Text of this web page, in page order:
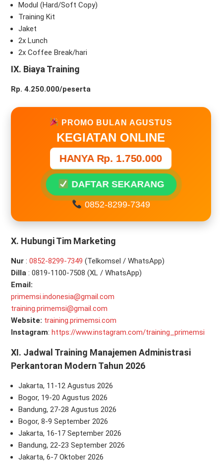
Modul (Hard/Soft Copy)
Training Kit
Jaket
2x Lunch
2x Coffee Break/hari
IX. Biaya Training
Rp. 4.250.000/peserta
PROMO BULAN AGUSTUS
KEGIATAN ONLINE
HANYA Rp. 1.750.000
DAFTAR SEKARANG
0852-8299-7349
X. Hubungi Tim Marketing
Nur: 0852-8299-7349 (Telkomsel / WhatsApp)
Dilla: 0819-1100-7508 (XL / WhatsApp)
Email:
primemsi.indonesia@gmail.com
training.primemsi@gmail.com
Website: training.primemsi.com
Instagram: https://www.instagram.com/training_primemsi
XI. Jadwal Training Manajemen Administrasi
Perkantoran Modern Tahun 2026
Jakarta, 11-12 Agustus 2026
Bogor, 19-20 Agustus 2026
Bandung, 27-28 Agustus 2026
Bogor, 8-9 September 2026
Jakarta, 16-17 September 2026
Bandung, 22-23 September 2026
Jakarta, 6-7 Oktober 2026